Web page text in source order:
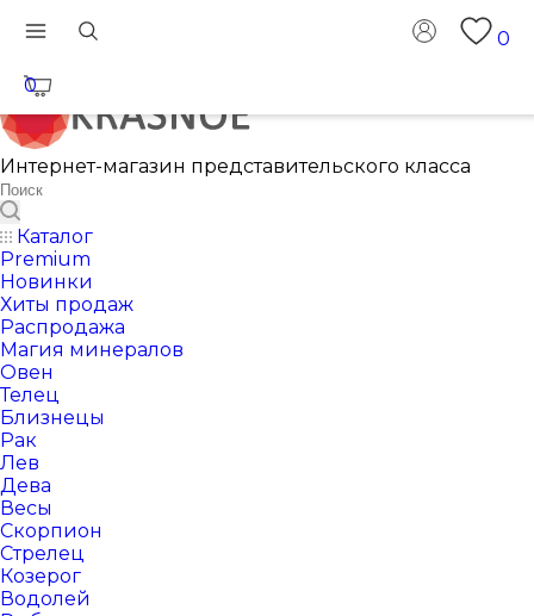
0
0
Интернет-магазин представительского класса
Каталог
Premium
Новинки
Хиты продаж
Распродажа
Магия минералов
Овен
Телец
Близнецы
Рак
Лев
Дева
Весы
Скорпион
Стрелец
Козерог
Водолей